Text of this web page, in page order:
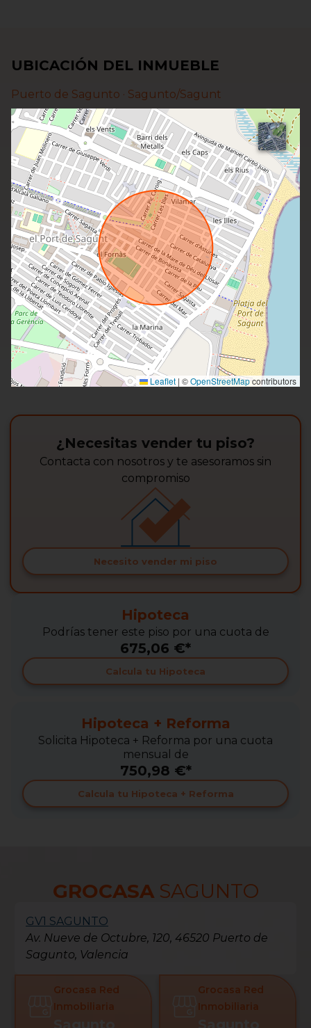
UBICACIÓN DEL INMUEBLE
Puerto de Sagunto · Sagunto/Sagunt
Leaflet | ©OpenStreetMapcontributors
¿Necesitas vender tu piso?
Contacta con nosotros y te asesoramos sin
compromiso
Necesito vender mi piso
Hipoteca
Podrías tener este piso por una cuota de
675,06 €*
Calcula tu Hipoteca
Hipoteca + Reforma
Solicita Hipoteca + Reforma por una cuota
mensual de
750,98 €*
Calcula tu Hipoteca + Reforma
GROCASA SAGUNTO
GV1 SAGUNTO
Av. Nueve de Octubre, 120, 46520 Puerto de
Sagunto, Valencia
Grocasa Red
Inmobiliaria
Grocasa Red
Inmobiliaria